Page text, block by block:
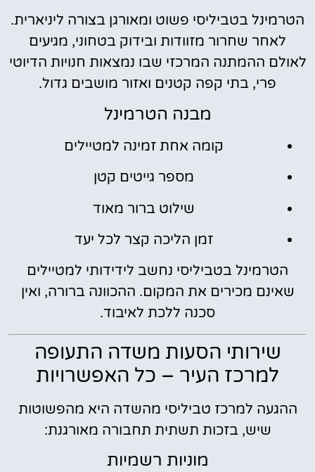
הטרמינל בטביליסי פשוט ומאורגן בצורה ליניארית.
לאחר שחרור מזוודות ובידוק בטחוני, מגיעים
לאולם ההמתנה המרכזי שבו נמצאות חנויות הדיוטי
פרי, בתי קפה קטנים ואזור מושבים גדול.
מבנה הטרמינל
קומה אחת זמינה למטיילים
מספר גייטים קטן
שילוט ברור מאוד
זמן הליכה קצר לכל יעד
הטרמינל בטביליסי נחשב לידידותי למטיילים
שאינם מכירים את המקום. ההכוונה ברורה, ואין
סכנה ללכת לאיבוד.
שירותי הסעות משדה התעופה
למרכז העיר – כל האפשרויות
ההגעה למרכז טביליסי מהשדה היא מהפשוטות
שיש, בזכות תשתית תחבורה מאורגנת:
מוניות רשמיות